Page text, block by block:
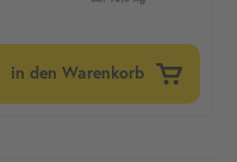
in den Warenkorb